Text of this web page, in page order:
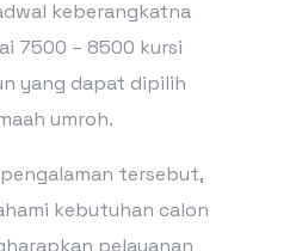
keberangkatna
7500 – 8500 kursi
yang dapat dipilih
umroh.
tersebut,
kebutuhan calon
pelayanan